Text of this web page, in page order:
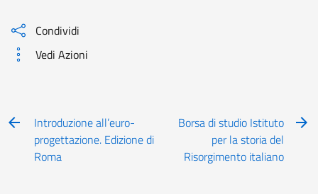
Condividi
Vedi Azioni
Introduzione all’euro-
progettazione. Edizione di
Roma
Borsa di studio Istituto
per la storia del
Risorgimento italiano